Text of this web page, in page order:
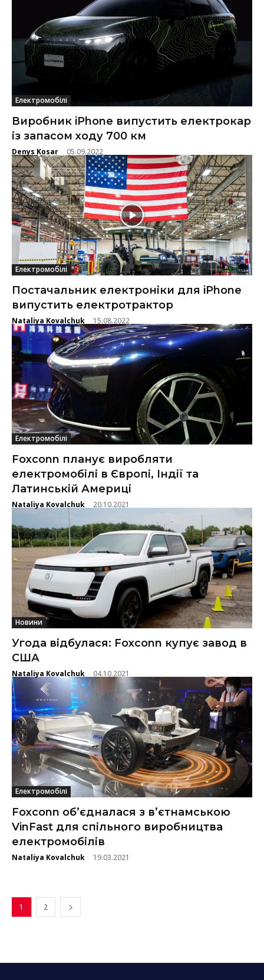
Електромобілі
Виробник iPhone випустить електрокар
із запасом ходу 700 км
Denys Kosar - 05.09.2022
Електромобілі
Постачальник електроніки для iPhone
випустить електротрактор
Nataliya Kovalchuk - 15.08.2022
Електромобілі
Foxconn планує виробляти
електромобілі в Європі, Індії та
Латинській Америці
Nataliya Kovalchuk - 20.10.2021
Новини
Угода відбулася: Foxconn купує завод в
США
Nataliya Kovalchuk - 04.10.2021
Електромобілі
Foxconn об’єдналася з в’єтнамською
VinFast для спільного виробництва
електромобілів
Nataliya Kovalchuk - 19.03.2021
1 2